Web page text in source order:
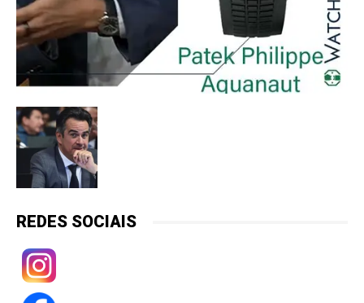
REDES SOCIAIS